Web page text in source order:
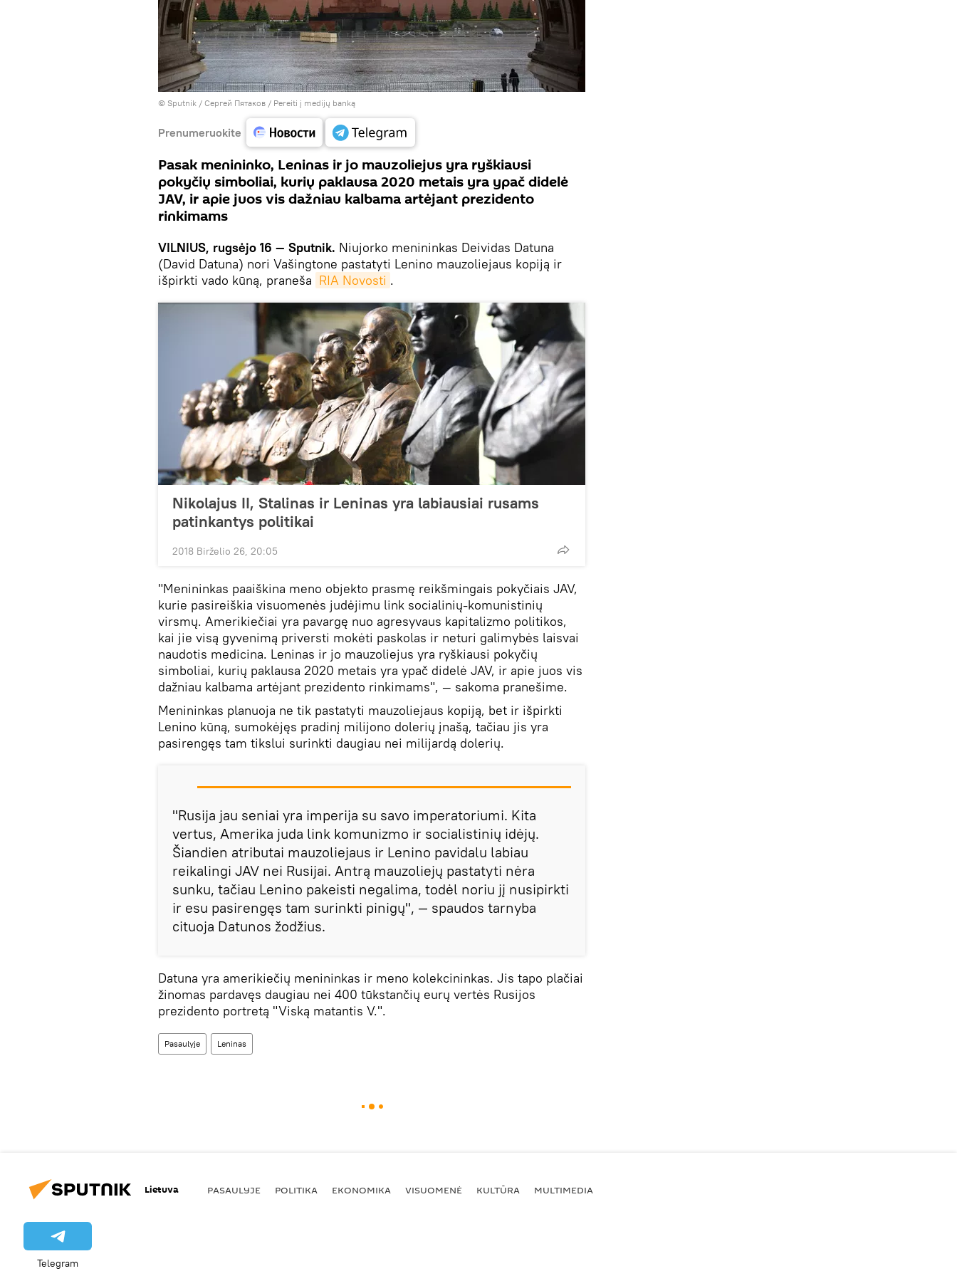
© Sputnik / Сергей Пятаков / Pereiti į medijų banką
Prenumeruokite
Pasak menininko, Leninas ir jo mauzoliejus yra ryškiausi
pokyčių simboliai, kurių paklausa 2020 metais yra ypač didelė
JAV, ir apie juos vis dažniau kalbama artėjant prezidento
rinkimams
VILNIUS, rugsėjo 16 — Sputnik. Niujorko menininkas Deividas Datuna
(David Datuna) nori Vašingtone pastatyti Lenino mauzoliejaus kopiją ir
išpirkti vado kūną, praneša RIA Novosti .
Nikolajus II, Stalinas ir Leninas yra labiausiai rusams
patinkantys politikai
2018 Birželio 26, 20:05
"Menininkas paaiškina meno objekto prasmę reikšmingais pokyčiais JAV,
kurie pasireiškia visuomenės judėjimu link socialinių-komunistinių
virsmų. Amerikiečiai yra pavargę nuo agresyvaus kapitalizmo politikos,
kai jie visą gyvenimą priversti mokėti paskolas ir neturi galimybės laisvai
naudotis medicina. Leninas ir jo mauzoliejus yra ryškiausi pokyčių
simboliai, kurių paklausa 2020 metais yra ypač didelė JAV, ir apie juos vis
dažniau kalbama artėjant prezidento rinkimams", — sakoma pranešime.
Menininkas planuoja ne tik pastatyti mauzoliejaus kopiją, bet ir išpirkti
Lenino kūną, sumokėjęs pradinį milijono dolerių įnašą, tačiau jis yra
pasirengęs tam tikslui surinkti daugiau nei milijardą dolerių.
"Rusija jau seniai yra imperija su savo imperatoriumi. Kita
vertus, Amerika juda link komunizmo ir socialistinių idėjų.
Šiandien atributai mauzoliejaus ir Lenino pavidalu labiau
reikalingi JAV nei Rusijai. Antrą mauzoliejų pastatyti nėra
sunku, tačiau Lenino pakeisti negalima, todėl noriu jį nusipirkti
ir esu pasirengęs tam surinkti pinigų", — spaudos tarnyba
cituoja Datunos žodžius.
Datuna yra amerikiečių menininkas ir meno kolekcininkas. Jis tapo plačiai
žinomas pardavęs daugiau nei 400 tūkstančių eurų vertės Rusijos
prezidento portretą "Viską matantis V.".
Pasaulyje Leninas
Lietuva PASAULYJE POLITIKA EKONOMIKA VISUOMENĖ KULTŪRA MULTIMEDIA
Telegram